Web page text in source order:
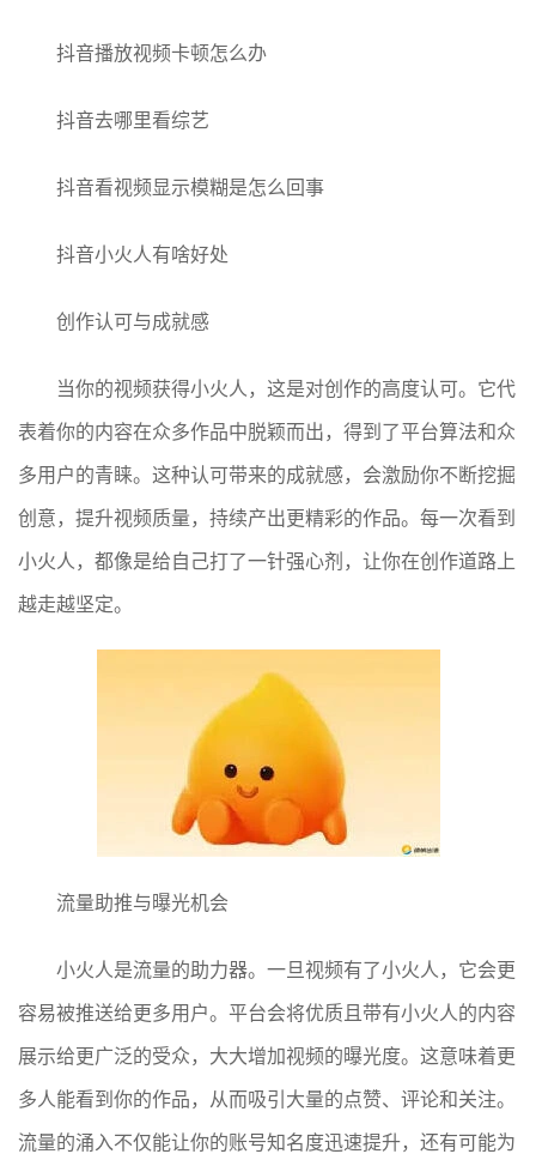
抖音播放视频卡顿怎么办
抖音去哪里看综艺
抖音看视频显示模糊是怎么回事
抖音小火人有啥好处
创作认可与成就感
当你的视频获得小火人，这是对创作的高度认可。它代
表着你的内容在众多作品中脱颖而出，得到了平台算法和众
多用户的青睐。这种认可带来的成就感，会激励你不断挖掘
创意，提升视频质量，持续产出更精彩的作品。每一次看到
小火人，都像是给自己打了一针强心剂，让你在创作道路上
越走越坚定。
流量助推与曝光机会
小火人是流量的助力器。一旦视频有了小火人，它会更
容易被推送给更多用户。平台会将优质且带有小火人的内容
展示给更广泛的受众，大大增加视频的曝光度。这意味着更
多人能看到你的作品，从而吸引大量的点赞、评论和关注。
流量的涌入不仅能让你的账号知名度迅速提升，还有可能为